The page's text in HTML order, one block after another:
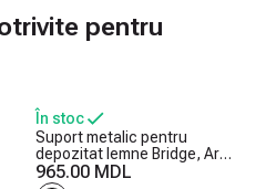
pentru
În stoc
Suport metalic pentru
depozitat lemne Bridge, Art
Flame, 400x380x260 mm
965.00 MDL